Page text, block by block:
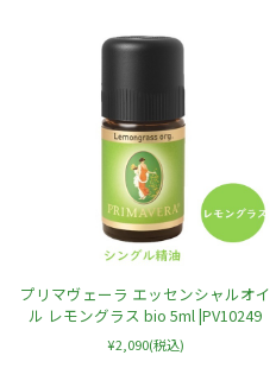
プリマヴェーラ エッセンシャルオイ
ル レモングラス bio 5ml |PV10249
¥2,090(税込)